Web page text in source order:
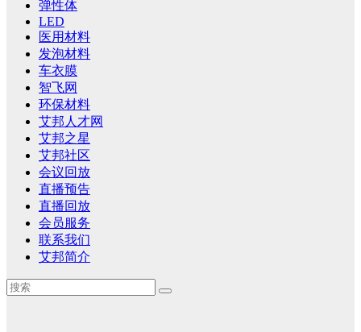
弹性体
LED
医用材料
发泡材料
车衣膜
智飞网
环保材料
艾邦人才网
艾邦之星
艾邦社区
会议回放
直播预告
直播回放
会员服务
联系我们
艾邦简介